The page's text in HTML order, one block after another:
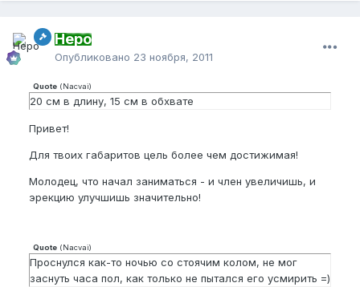
Неро
Опубликовано 23 ноября, 2011
Quote (Nacvai)
20 см в длину, 15 см в обхвате
Привет!
Для твоих габаритов цель более чем достижимая!
Молодец, что начал заниматься - и член увеличишь, и
эрекцию улучшишь значительно!
Quote (Nacvai)
Проснулся как-то ночью со стоячим колом, не мог
заснуть часа пол, как только не пытался его усмирить =)